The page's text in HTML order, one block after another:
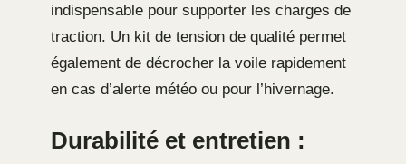
indispensable pour supporter les charges de
traction. Un kit de tension de qualité permet
également de décrocher la voile rapidement
en cas d’alerte météo ou pour l’hivernage.
Durabilité et entretien :